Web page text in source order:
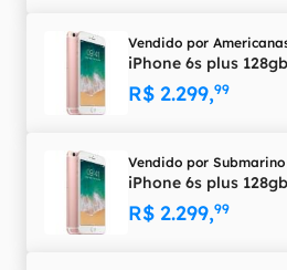
Vendido por
iPhone 6s plus
R$ 2.299,99
Vendido por Submarino
iPhone 6s plus
R$ 2.299,99